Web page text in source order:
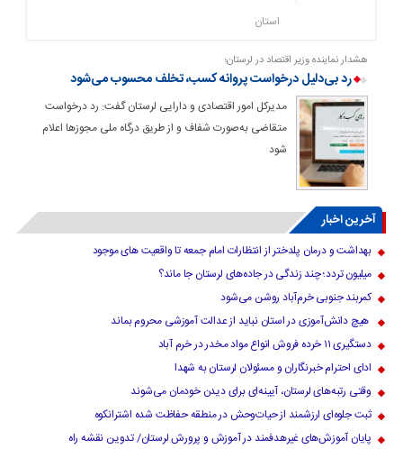
استان
هشدار نماینده وزیر اقتصاد در لرستان؛
رد بی‌دلیل درخواست پروانه کسب، تخلف محسوب می‌شود
مدیرکل امور اقتصادی و دارایی لرستان گفت: رد درخواست
متقاضی به‌صورت شفاف و از طریق درگاه ملی مجوزها اعلام
شود
آخرین اخبار
بهداشت و درمان پلدختر از انتظارات امام جمعه تا واقعیت های موجود
میلیون تردد؛ چند زندگی در جاده‌های لرستان جا ماند؟
کمربند جنوبی خرم‌‌آباد روشن می‌شود
هیچ دانش‌آموزی در استان نباید از عدالت آموزشی محروم بماند
دستگیری ۱۱ خرده فروش انواع مواد مخدر در خرم آباد
ادای احترام خبرنگاران و مسئولان لرستان به شهدا
وقتی رتبه‌های لرستان، آیینه‌ای برای دیدن خودمان می‌شوند
ثبت جلوه‌ای ارزشمند از حیات‌وحش در منطقه حفاظت شده اشترانکوه
پایان آموزش‌های غیرهدفمند در آموزش و پرورش لرستان/ تدوین نقشه راه